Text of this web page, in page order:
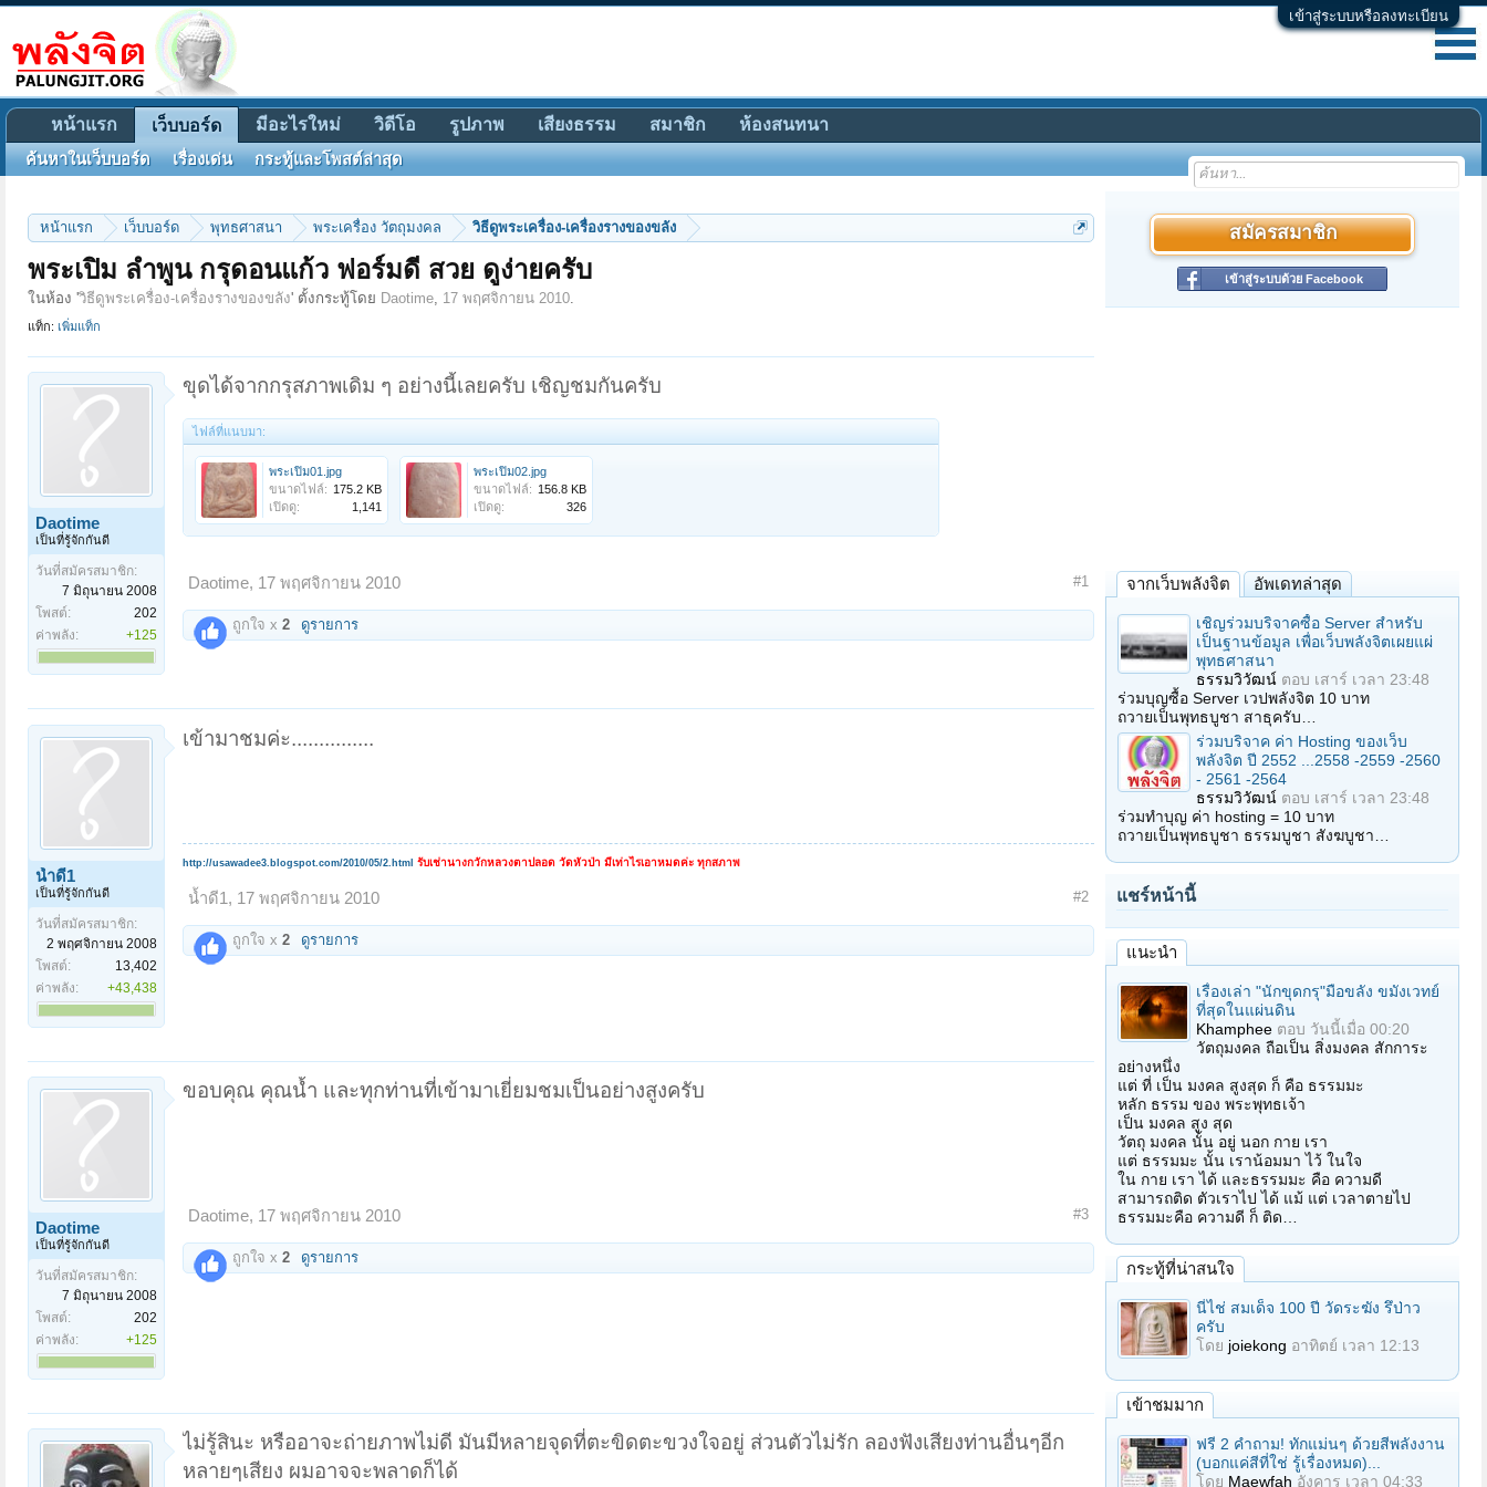
เข้าสู่ระบบหรือลงทะเบียน
หน้าแรก เว็บบอร์ด พุทธศาสนา พระเครื่อง วัตถุมงคล วิธีดูพระเครื่อง-เครื่องรางของขลัง
พระเปิม ลำพูน กรุดอนแก้ว ฟอร์มดี สวย ดูง่ายครับ
ในห้อง 'วิธีดูพระเครื่อง-เครื่องรางของขลัง' ตั้งกระทู้โดย Daotime, 17 พฤศจิกายน 2010.
แท็ก: เพิ่มแท็ก
Daotime
เป็นที่รู้จักกันดี
วันที่สมัครสมาชิก:
7 มิถุนายน 2008
โพสต์:
202
ค่าพลัง:
+125
ขุดได้จากกรุสภาพเดิม ๆ อย่างนี้เลยครับ เชิญชมกันครับ
ไฟล์ที่แนบมา:
พระเปิม01.jpg
ขนาดไฟล์: 175.2 KB
เปิดดู:
1,141
พระเปิม02.jpg
ขนาดไฟล์: 156.8 KB
เปิดดู:
326
Daotime, 17 พฤศจิกายน 2010 #1
ถูกใจ x 2 ดูรายการ
น้ำดี1
เป็นที่รู้จักกันดี
วันที่สมัครสมาชิก:
2 พฤศจิกายน 2008
โพสต์:
13,402
ค่าพลัง:
+43,438
เข้ามาชมค่ะ...............
http://usawadee3.blogspot.com/2010/05/2.html รับเช่านางกวักหลวงตาปลอด วัดหัวป่า มีเท่าไรเอาหมดค่ะ ทุกสภาพ
น้ำดี1 , 17 พฤศจิกายน 2010 #2
ถูกใจ x 2 ดูรายการ
Daotime
เป็นที่รู้จักกันดี
วันที่สมัครสมาชิก:
7 มิถุนายน 2008
โพสต์:
202
ค่าพลัง:
+125
ขอบคุณ คุณน้ำ และทุกท่านที่เข้ามาเยี่ยมชมเป็นอย่างสูงครับ
Daotime, 17 พฤศจิกายน 2010 #3
ถูกใจ x 2 ดูรายการ
ไม่รู้สินะ หรืออาจะถ่ายภาพไม่ดี มันมีหลายจุดที่ตะขิดตะขวงใจอยู่ ส่วนตัวไม่รัก ลองฟังเสียงท่านอื่นๆอีก
หลายๆเสียง ผมอาจจะพลาดก็ได้
สมัครสมาชิก
เข้าสู่ระบบด้วย Facebook
จากเว็บพลังจิต อัพเดทล่าสุด
เชิญร่วมบริจาคซื้อ Server สำหรับ
เป็นฐานข้อมูล เพื่อเว็บพลังจิตเผยแผ่
พุทธศาสนา
ธรรมวิวัฒน์ ตอบ เสาร์ เวลา 23:48
ร่วมบุญซื้อ Server เวปพลังจิต 10 บาท
ถวายเป็นพุทธบูชา สาธุครับ…
ร่วมบริจาค ค่า Hosting ของเว็บ
พลังจิต ปี 2552 ...2558 -2559 -2560
- 2561 -2564
ธรรมวิวัฒน์ ตอบ เสาร์ เวลา 23:48
ร่วมทำบุญ ค่า hosting = 10 บาท
ถวายเป็นพุทธบูชา ธรรมบูชา สังฆบูชา…
แชร์หน้านี้
แนะนำ
เรื่องเล่า "นักขุดกรุ"มือขลัง ขมังเวทย์
ที่สุดในแผ่นดิน
Khamphee ตอบ วันนี้เมื่อ 00:20
วัตถุมงคล ถือเป็น สิ่งมงคล สักการะ
อย่างหนึ่ง
แต่ ที่ เป็น มงคล สูงสุด ก็ คือ ธรรมมะ
หลัก ธรรม ของ พระพุทธเจ้า
เป็น มงคล สูง สุด
วัตถุ มงคล นั้น อยู่ นอก กาย เรา
แต่ ธรรมมะ นั้น เราน้อมมา ไว้ ในใจ
ใน กาย เรา ได้ และธรรมมะ คือ ความดี
สามารถติด ตัวเราไป ได้ แม้ แต่ เวลาตายไป
ธรรมมะคือ ความดี ก็ ติด…
กระทู้ที่น่าสนใจ
นี่ไช่ สมเด็จ 100 ปี วัดระฆัง รึป่าว
ครับ
โดย joiekong อาทิตย์ เวลา 12:13
เข้าชมมาก
ฟรี 2 คำถาม! ทักแม่นๆ ด้วยสีพลังงาน
(บอกแค่สีที่ใช่ รู้เรื่องหมด)...
โดย Maewfah อังคาร เวลา 04:33
หน้าแรก เว็บบอร์ด
ค้นหาในเว็บบอร์ด เรื่องเด่น กระทู้และโพสต์ล่าสุด
มีอะไรใหม่ วิดีโอ รูปภาพ เสียงธรรม สมาชิก ห้องสนทนา